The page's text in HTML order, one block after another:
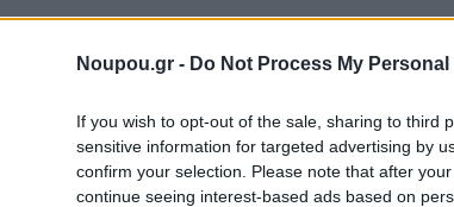
Noupou.gr - Do Not Process My
If you wish to opt-out of the sale, sharing to third
sensitive information for targeted advertising by
confirm your selection. Please note that after
continue seeing interest-based ads based on
Αλίμου Άλιμος